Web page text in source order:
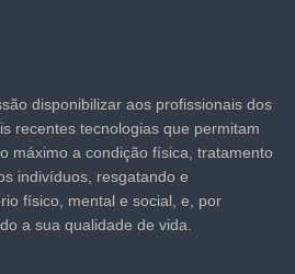
disponibilizar aos profissionais dos
recentes tecnologias que permitam
máximo a condição física, tratamento
indivíduos, resgatando e
físico, mental e social, e, por
a sua qualidade de vida.